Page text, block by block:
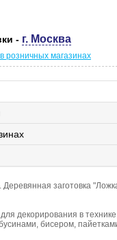
- г. Москва
розничных магазинах
Деревянная заготовка
декорирования в
бисером,